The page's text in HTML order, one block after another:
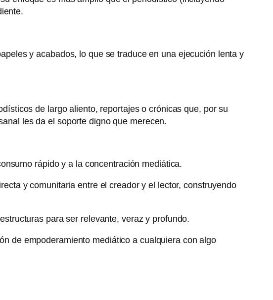
y acabados, lo que se traduce en una ejecución lenta y
de largo aliento, reportajes o crónicas que, por su
les da el soporte digno que merecen.
rápido y a la concentración mediática.
y comunitaria entre el creador y el lector, construyendo
para ser relevante, veraz y profundo.
de empoderamiento mediático a cualquiera con algo